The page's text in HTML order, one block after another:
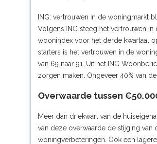
ING: vertrouwen in de woningmarkt
Volgens ING steeg het vertrouwen in
woonindex voor het derde kwartaal
starters is het vertrouwen in de
van 69 naar 91. Uit het ING
zorgen maken. Ongeveer 40% van
Overwaarde tussen
Meer dan driekwart van de
van deze overwaarde de stijging
woningverbeteringen. Ook een